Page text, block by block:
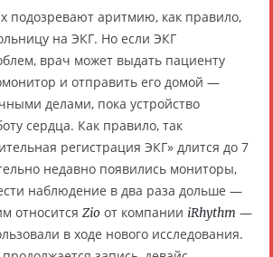
подозревают аритмию, как правило,
на ЭКГ. Но если ЭКГ
врач может выдать пациенту
и отправить его домой —
делами, пока устройство
сердца. Как правило, так
регистрация ЭКГ» длится до 7
недавно появились мониторы,
наблюдение в два раза дольше —
относится Zio от компании iRhythm —
в ходе нового исследования.